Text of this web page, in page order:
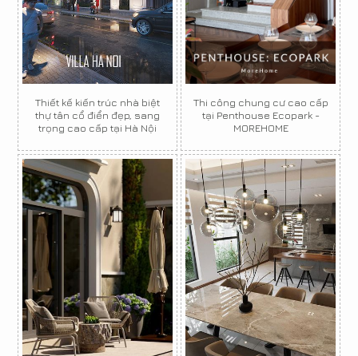
Thiết kế kiến trúc nhà biệt
thự tân cổ điển đẹp, sang
trọng cao cấp tại Hà Nội
Thi công chung cư cao cấp
tại Penthouse Ecopark -
MOREHOME